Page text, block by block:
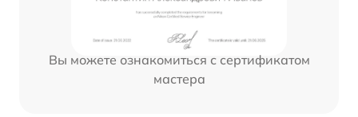
Вы можете ознакомиться с сертификатом
мастера